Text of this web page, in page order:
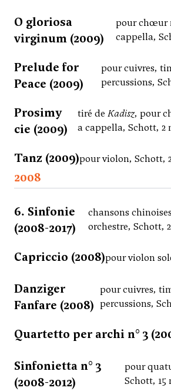
O gloriosa
virginum (2009)
pour chœur
cappella,
Prelude for
Peace (2009)
pour cuivres,
percussions,
Prosimy
cie (2009)
tiré de Kadisz, pour
a cappella, Schott, 2
Tanz (2009)pour violon, Schott,
2008
6. Sinfonie
(2008-2017)
chansons
orchestre, Schott,
Capriccio (2008)pour violon
Danziger
Fanfare (2008)
pour cuivres,
percussions,
Quartetto per archi n° 3
Sinfonietta n° 3
(2008-2012)
pour
Schott, 15